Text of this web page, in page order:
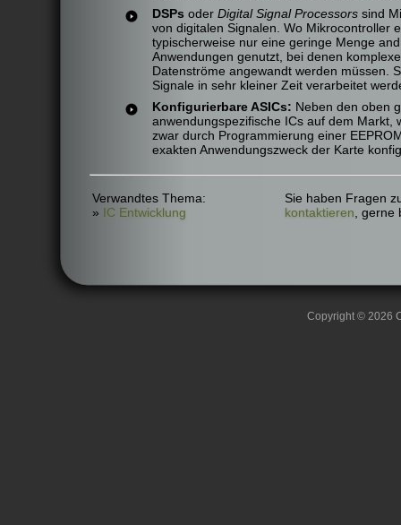
DSPs oder Digital Signal Processors sind
von digitalen Signalen. Wo Mikrocontroller
typischerweise nur eine geringe Menge
Anwendungen genutzt, bei denen
Datenströme angewandt werden müssen.
Signale in sehr kleiner Zeit verarbeitet
Konfigurierbare ASICs: Neben den oben
anwendungspezifische ICs auf dem
zwar durch Programmierung einer
exakten Anwendungszweck der Karte
Verwandtes Thema:
» IC Entwicklung
Sie haben Fragen
kontaktieren ,
Copyright © 2026